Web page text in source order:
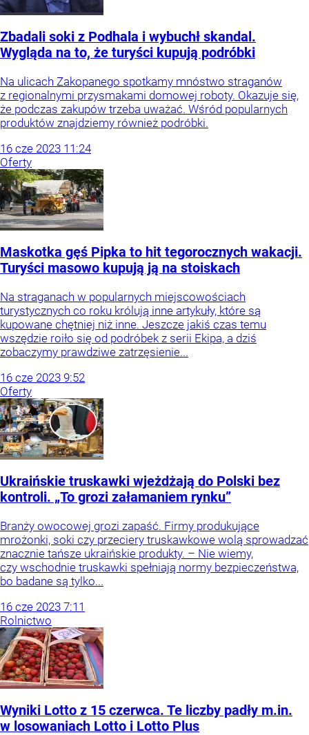
Zbadali soki z Podhala i wybuchł skandal.
Wygląda na to, że turyści kupują podróbki
Na ulicach Zakopanego spotkamy mnóstwo straganów
z regionalnymi przysmakami domowej roboty. Okazuje się,
że podczas zakupów trzeba uważać. Wśród popularnych
produktów znajdziemy również podróbki.
16 cze 2023 11:24
Oferty
Maskotka gęś Pipka to hit tegorocznych wakacji.
Turyści masowo kupują ją na stoiskach
Na straganach w popularnych miejscowościach
turystycznych co roku królują inne artykuły, które są
kupowane chętniej niż inne. Jeszcze jakiś czas temu
wszędzie roiło się od podróbek z serii Ekipa, a dziś
zobaczymy prawdziwe zatrzęsienie...
16 cze 2023 9:52
Oferty
Ukraińskie truskawki wjeżdżają do Polski bez
kontroli. „To grozi załamaniem rynku”
Branży owocowej grozi zapaść. Firmy produkujące
mrożonki, soki czy przeciery truskawkowe wolą sprowadzać
znacznie tańsze ukraińskie produkty. – Nie wiemy,
czy wschodnie truskawki spełniają normy bezpieczeństwa,
bo badane są tylko...
16 cze 2023 7:11
Rolnictwo
Wyniki Lotto z 15 czerwca. Te liczby padły m.in.
w losowaniach Lotto i Lotto Plus